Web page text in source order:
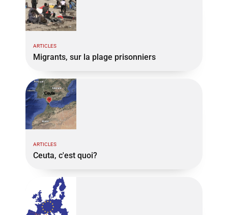
ARTICLES
Migrants, sur la plage prisonniers
ARTICLES
Ceuta, c'est quoi?